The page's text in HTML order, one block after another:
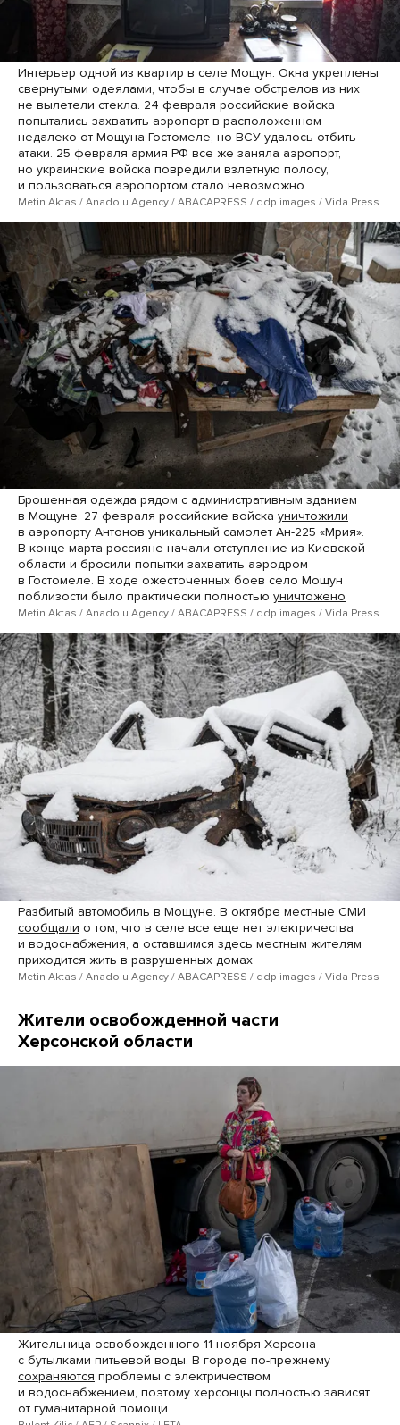
Интерьер одной из квартир в селе Мощун. Окна укреплены
свернутыми одеялами, чтобы в случае обстрелов из них
не вылетели стекла. 24 февраля российские войска
попытались захватить аэропорт в расположенном
недалеко от Мощуна Гостомеле, но ВСУ удалось отбить
атаки. 25 февраля армия РФ все же заняла аэропорт,
но украинские войска повредили взлетную полосу,
и пользоваться аэропортом стало невозможно
Metin Aktas / Anadolu Agency / ABACAPRESS / ddp ​images / Vida Press
Брошенная одежда рядом с административным зданием
в Мощуне. 27 февраля российские войска уничтожили
в аэропорту Антонов уникальный самолет Ан-225 «Мрия».
В конце марта россияне начали отступление из Киевской
области и бросили попытки захватить аэродром
в Гостомеле. В ходе ожесточенных боев село Мощун
поблизости было практически полностью уничтожено
Metin Aktas / Anadolu Agency / ABACAPRESS / ddp ​images / Vida Press
Разбитый автомобиль в Мощуне. В октябре местные СМИ
сообщали о том, что в селе все еще нет электричества
и водоснабжения, а оставшимся здесь местным жителям
приходится жить в разрушенных домах
Metin Aktas / Anadolu Agency / ABACAPRESS / ddp ​images / Vida Press
Жители освобожденной части
Херсонской области
Жительница освобожденного 11 ноября Херсона
с бутылками питьевой воды. В городе по-прежнему
сохраняются проблемы с электричеством
и водоснабжением, поэтому херсонцы полностью зависят
от гуманитарной помощи